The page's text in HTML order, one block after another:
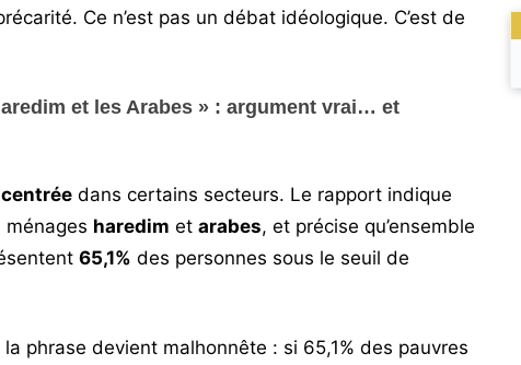
Ce n’est pas un débat idéologique. C’est de
et les Arabes » : argument vrai… et
dans certains secteurs. Le rapport indique
haredim et arabes, et précise qu’ensemble
65,1% des personnes sous le seuil de
phrase devient malhonnête : si 65,1% des pauvres